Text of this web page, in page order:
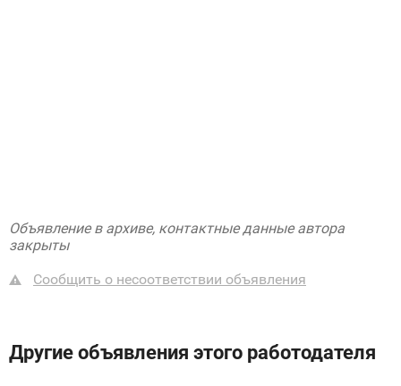
Объявление в архиве, контактные данные автора
закрыты
Сообщить о несоответствии объявления
Другие объявления этого работодателя